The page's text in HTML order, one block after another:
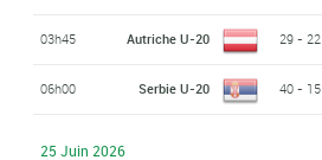
03h45 Autriche U-20 29 - 22
06h00 Serbie U-20 40 - 15
25 Juin 2026